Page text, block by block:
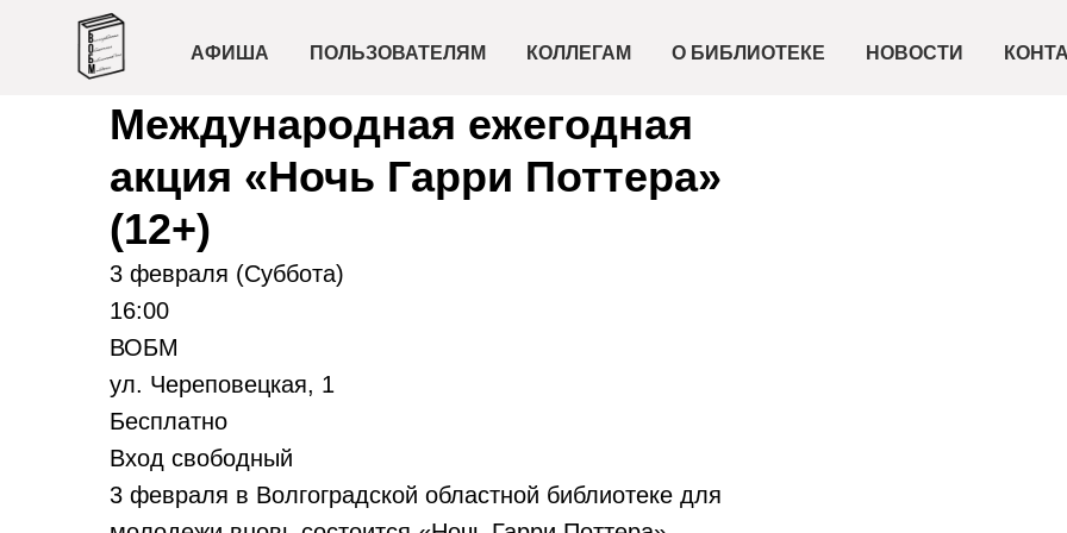
АФИША ПОЛЬЗОВАТЕЛЯМ КОЛЛЕГАМ О БИБЛИОТЕКЕ НОВОСТИ
Международная ежегодная
акция «Ночь Гарри Поттера»
(12+)
3 февраля (Суббота)
16:00
ВОБМ
ул. Череповецкая, 1
Бесплатно
Вход свободный
3 февраля в Волгоградской областной библиотеке для